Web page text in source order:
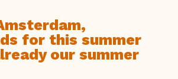
for this summer
our summer